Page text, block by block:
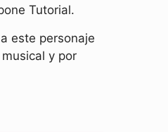
Tutorial.
este personaje
y por